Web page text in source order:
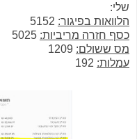
שלי:
הלוואות בפיגור:
כסף חזרה מריביות:
מס ששולם:
עמלות: